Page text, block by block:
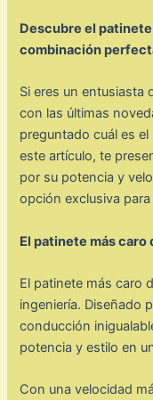
Descubre el
combinación
Si eres un entusiasta
con las últimas
preguntado cuál es
este artículo, te
por su potencia y
opción exclusiva
El patinete más caro
El patinete más caro
ingeniería. Diseñado
conducción
potencia y estilo en
Con una velocidad